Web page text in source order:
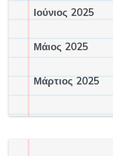
Ιούνιος 2025
Μάιος 2025
Μάρτιος 2025